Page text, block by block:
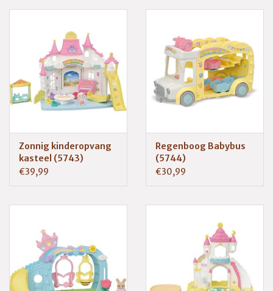
Zonnig kinderopvang
kasteel (5743)
€39,99
Regenboog Babybus
(5744)
€30,99